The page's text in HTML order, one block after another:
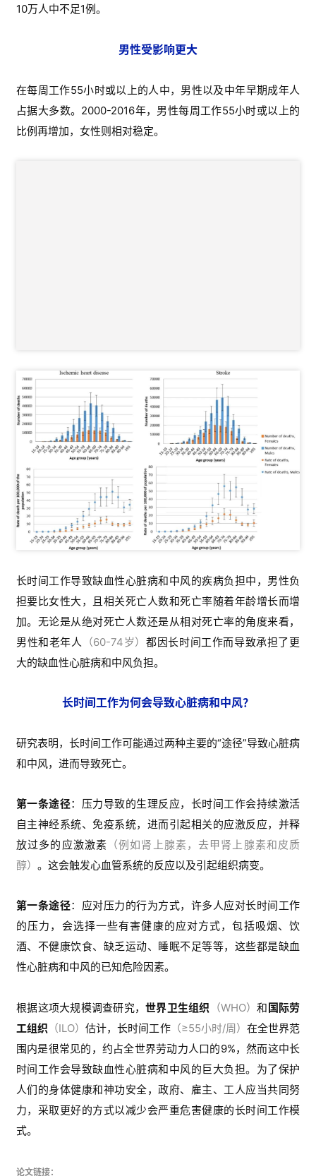
资
频
专
区
药
时
代
学
A
l
l
g
s
h
10万人中不足1例。
男性受影响更大
在每周工作55小时或以上的人中，男性以及中年早期成年人
占据大多数。2000-2016年，男性每周工作55小时或以上的
比例再增加，女性则相对稳定。
长时间工作导致缺血性心脏病和中风的疾病负担中，男性负
担要比女性大，且相关死亡人数和死亡率随着年龄增长而增
加。无论是从绝对死亡人数还是从相对死亡率的角度来看，
男性和老年人（60-74岁）都因长时间工作而导致承担了更
大的缺血性心脏病和中风负担。
长时间工作为何会导致心脏病和中风？
研究表明，长时间工作可能通过两种主要的“途径”导致心脏病
和中风，进而导致死亡。
自主神经系统、免疫系统，进而引起相关的应激反应，并释
醇）。这会触发心血管系统的反应以及引起组织病变。
的压力，会选择一些有害健康的应对方式，包括吸烟、饮
酒、不健康饮食、缺乏运动、睡眠不足等等，这些都是缺血
性心脏病和中风的已知危险因素。
工组织（ILO）估计，长时间工作（≥55小时/周） 在全世界范
围内是很常见的，约占全世界劳动力人口的9%，然而这中长
时间工作会导致缺血性心脏病和中风的巨大负担。为了保护
人们的身体健康和神功安全，政府、雇主、工人应当共同努
式。
论文链接：
https://doi.org/10.1016/j.envint.2021.106595